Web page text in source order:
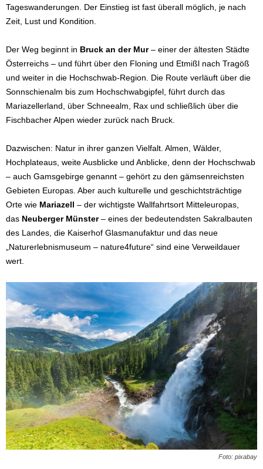
Tageswanderungen. Der Einstieg ist fast überall möglich, je nach
Zeit, Lust und Kondition.
Der Weg beginnt in Bruck an der Mur– einer der ältesten Städte
Österreichs – und führt über den Floning und Etmißl nach Tragöß
und weiter in die Hochschwab-Region. Die Route verläuft über die
Sonnschienalm bis zum Hochschwabgipfel, führt durch das
Mariazellerland, über Schneealm, Rax und schließlich über die
Fischbacher Alpen wieder zurück nach Bruck.
Dazwischen: Natur in ihrer ganzen Vielfalt. Almen, Wälder,
Hochplateaus, weite Ausblicke und Anblicke, denn der Hochschwab
– auch Gamsgebirge genannt – gehört zu den gämsenreichsten
Gebieten Europas. Aber auch kulturelle und geschichtsträchtige
Orte wie Mariazell – der wichtigste Wallfahrtsort Mitteleuropas,
das Neuberger Münster– eines der bedeutendsten Sakralbauten
des Landes, die Kaiserhof Glasmanufaktur und das neue
„Naturerlebnismuseum – nature4future“ sind eine Verweildauer
wert.
Foto: pixabay